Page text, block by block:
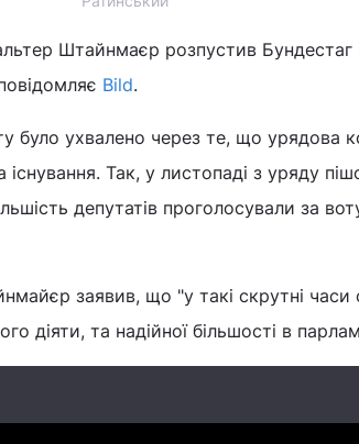
Штайнмаєр розпустив Бундестаг
Bild.
було ухвалено через те, що урядова
Так, у листопаді з уряду
депутатів проголосували за
заявив, що "у такі скрутні часи
діяти, та надійної більшості в